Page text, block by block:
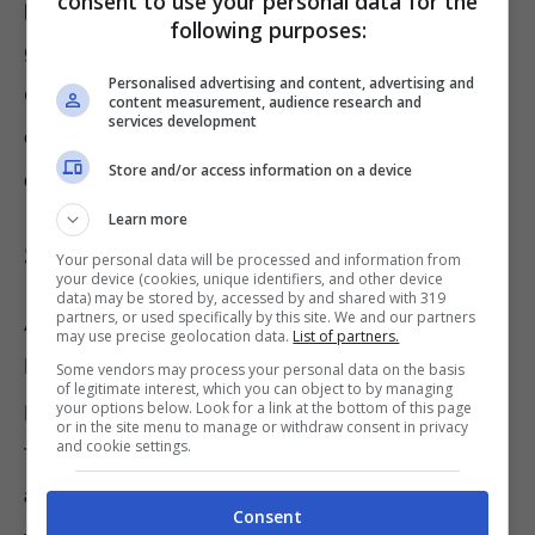
persone che non dimenticano niente. Non
gli basta una sfuriata per cancellare tutto ciò
che hanno subito, macoglieranno qualsiasi
occasione per sottolinearlo a chi si è
comportato male.
Scorpione
A chiudere la lista tra i segni più rancorosi c’è
lo
Scorpione, anche lui molto sensibile. Le
persone che appartengono a questo segno
tendono ad essere
anche insicure. Prima di aprirsi a qualcuno e
following purposes:
Personalised advertising and content, advertising and
content measurement, audience research and
services development
Store and/or access information on a device
Learn more
Your personal data will be processed and information from
your device (cookies, unique identifiers, and other device
data) may be stored by, accessed by and shared with 319
partners, or used specifically by this site. We and our partners
may use precise geolocation data. List of partners.
Some vendors may process your personal data on the basis
of legitimate interest, which you can object to by managing
your options below. Look for a link at the bottom of this page
or in the site menu to manage or withdraw consent in privacy
and cookie settings.
Consent